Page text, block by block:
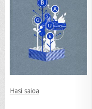
Hasi saioa